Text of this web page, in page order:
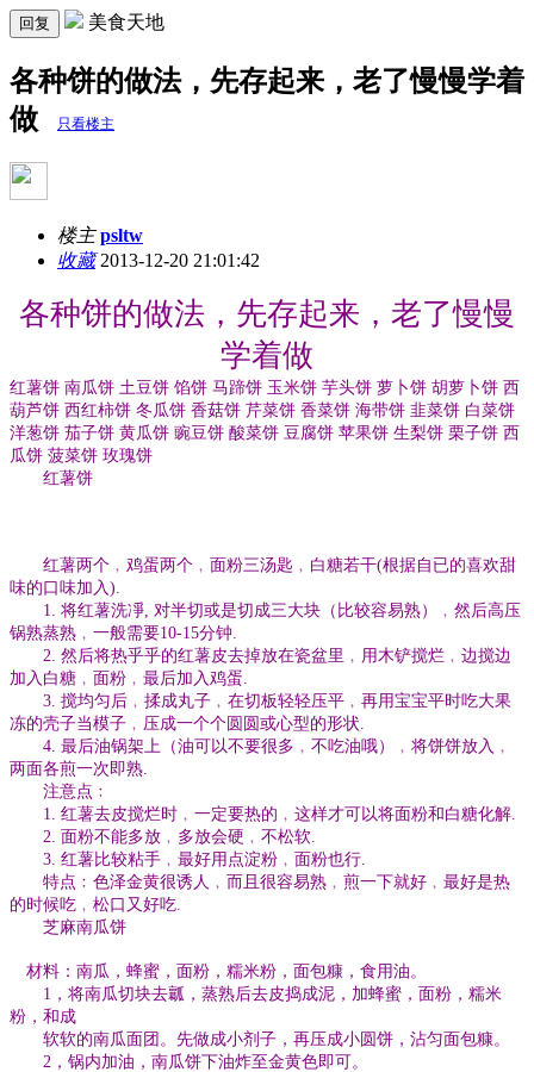
回复 美食天地
各种饼的做法，先存起来，老了慢慢学着
做
只看楼主
楼主 psltw
收藏2013-12-20 21:01:42
各种饼的做法，先存起来，老了慢慢
学着做
红薯饼 南瓜饼 土豆饼 馅饼 马蹄饼 玉米饼 芋头饼 萝卜饼 胡萝卜饼 西
葫芦饼 西红柿饼 冬瓜饼 香菇饼 芹菜饼 香菜饼 海带饼 韭菜饼 白菜饼
洋葱饼 茄子饼 黄瓜饼 豌豆饼 酸菜饼 豆腐饼 苹果饼 生梨饼 栗子饼 西
瓜饼 菠菜饼 玫瑰饼
红薯饼
红薯两个﹐鸡蛋两个﹐面粉三汤匙﹐白糖若干(根据自已的喜欢甜
味的口味加入).
1. 将红薯洗凈, 对半切或是切成三大块（比较容易熟）﹐然后高压
锅熟蒸熟﹐一般需要10-15分钟.
2. 然后将热乎乎的红薯皮去掉放在瓷盆里﹐用木铲搅烂﹐边搅边
加入白糖﹐面粉﹐最后加入鸡蛋.
3. 搅均匀后﹐揉成丸子﹐在切板轻轻压平﹐再用宝宝平时吃大果
冻的壳子当模子﹐压成一个个圆圆或心型的形状.
4. 最后油锅架上（油可以不要很多﹐不吃油哦）﹐将饼饼放入﹐
两面各煎一次即熟.
注意点﹕
1. 红薯去皮搅烂时﹐一定要热的﹐这样才可以将面粉和白糖化解.
2. 面粉不能多放﹐多放会硬﹐不松软.
3. 红薯比较粘手﹐最好用点淀粉﹐面粉也行.
特点﹕色泽金黄很诱人﹐而且很容易熟﹐煎一下就好﹐最好是热
的时候吃﹐松口又好吃.
芝麻南瓜饼
材料：南瓜，蜂蜜，面粉，糯米粉，面包糠，食用油。
1，将南瓜切块去瓤，蒸熟后去皮捣成泥，加蜂蜜，面粉，糯米
粉，和成
软软的南瓜面团。先做成小剂子，再压成小圆饼，沾匀面包糠。
2，锅内加油，南瓜饼下油炸至金黄色即可。